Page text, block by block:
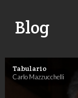
Blog
Tabulario
Carlo Mazzucchelli